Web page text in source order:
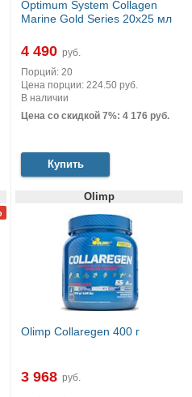
Optimum System Collagen
Marine Gold Series 20х25 мл
4 490 руб.
Порций: 20
Цена порции: 224.50 руб.
В наличии
Цена со скидкой 7%: 4 176 руб.
Купить
Olimp
Olimp Collaregen 400 г
3 968 руб.